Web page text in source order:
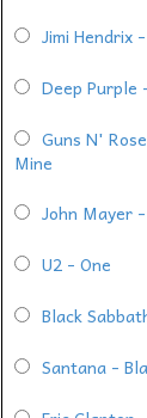
Jimi Hendrix
Deep Purple
Guns N'
Mine
John Mayer
U2 - One
Black
Santana -